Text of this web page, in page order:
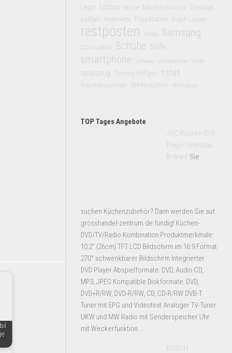
Lego Lotion Mode Modeschmuck Ohrringe
parfüm
Perlenkette Playstation Ralph Lauren
restposten röcke Samsung
Schmuckset Schuhe Seife
smartphone software sonderposten Sony
spielzeug Tommy Hilfiger t shirt
Waschmaschinen Weihnachten Werkzeug
TOP Tages Angebote
JGC Küchen DVD
Player Unterbau
B-Ware Sie
suchen Küchenzubehör? Dann werden Sie auf
grosshandel-zentrum.de fündig! Küchen-
DVD/TV/Radio Kombination Produktmerkmale:
10,2" (26cm) TFT LCD Bildschirm im 16:9 Format
270° schwenkbarer Bildschirm Integrierter
DVD Player Abspielformate: DVD, Audio CD,
MP3, JPEG Kompatible Diskformate: DVD,
DVD+R/RW, DVD-R/RW, CD, CD-R/RW DVB-T
Tuner mit EPG und Videotext Analoger TV-Tuner
UKW und MW Radio mit Senderspeicher Uhr
mit Weckerfunktion ...
BOSCH